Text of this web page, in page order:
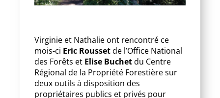
Virginie et Nathalie ont rencontré ce
mois-ci Eric Roussetde l’Office National
des Forêts et Elise Buchetdu Centre
Régional de la Propriété Forestière sur
deux outils à disposition des
propriétaires publics et privés pour